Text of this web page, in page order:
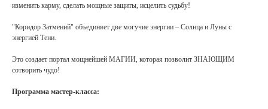
изменить карму, сделать мощные защиты, исцелить судьбу!
"Коридор Затмений" объединяет две могучие энергии – Солнца и Луны с
энергией Тени.
Это создает портал мощнейшей МАГИИ, которая позволит ЗНАЮЩИМ
сотворить чудо!
Программа мастер-класса: